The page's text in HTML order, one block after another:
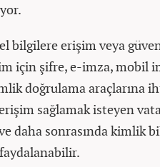
bilgilere erişim veya
için şifre, e-imza, mobil
doğrulama araçlarına
sağlamak isteyen
daha sonrasında kimlik